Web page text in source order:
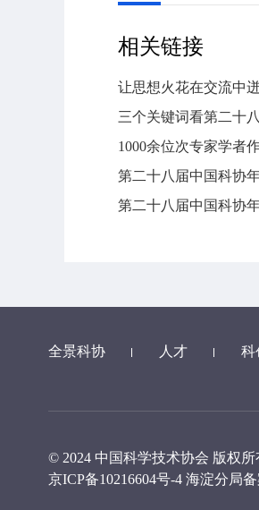
相关链接
三个关键词看第二十
1000余位次专家学者
第二十八届中国科协
第二十八届中国科协
全景科协 人才 科
© 2024 中国科学技术协会 版权所
京ICP备10216604号-4 海淀分局备